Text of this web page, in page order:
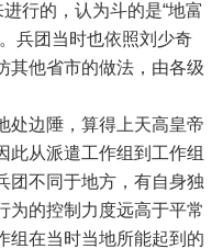
行的，认为斗的是“地富
兵团当时也依照刘少奇
其他省市的做法，由各级
处边陲，算得上天高皇帝
此从派遣工作组到工作组
团不同于地方，有自身独
为的控制力度远高于平常
组在当时当地所能起到的